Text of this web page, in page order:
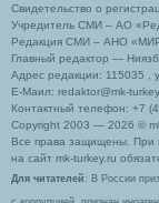
Свидетельство о
Учредитель СМИ – АО
Редакция СМИ – АНО
Главный редактор —
Адрес редакции: 115035 ,
Е-Маил: redaktor@mk-
Контактный телефон: +7
Copyright 2003 — 2026 ©
Все права защищены. При
на сайт mk-turkey.ru
Для читателей : В России